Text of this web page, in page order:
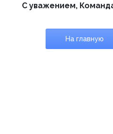
С уважением,
На главную